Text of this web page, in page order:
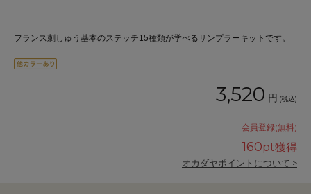
フランス刺しゅう基本のステッチ15種類が学べるサンプラーキットです。
3,520 円 (税込)
会員登録(無料)
160pt獲得
オカダヤポイントについて >